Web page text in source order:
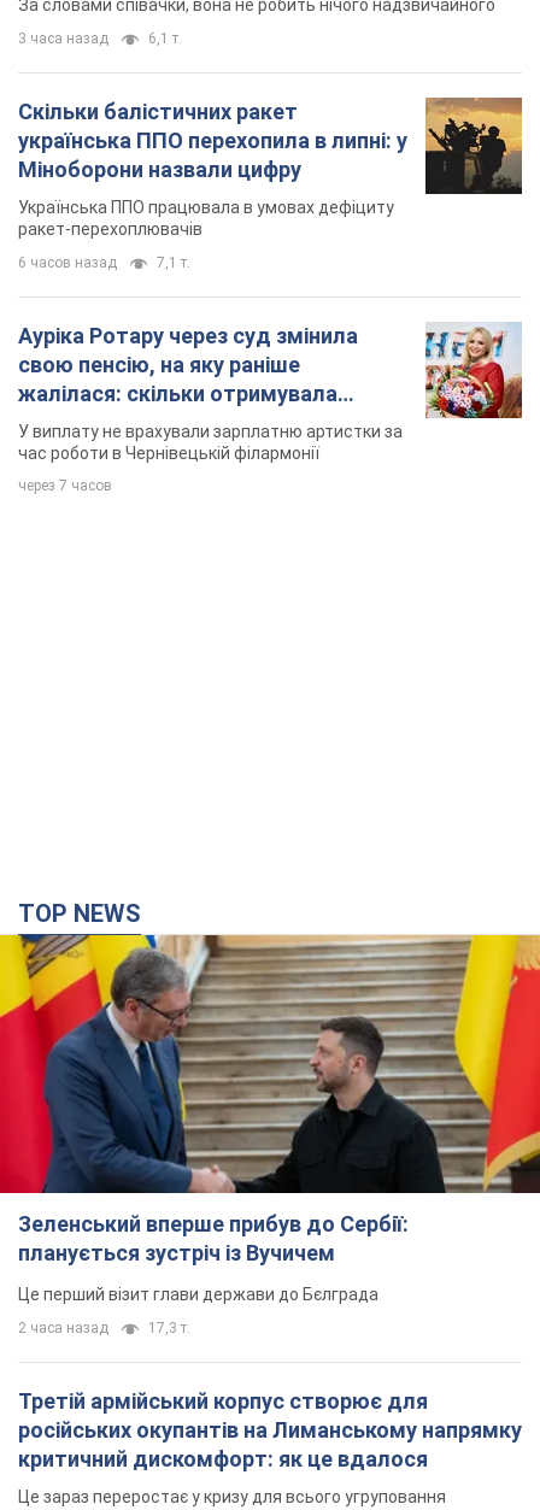
свою пенсію, на яку раніше
жалілася: скільки отримувала
співачка
У виплату не врахували зарплатню артистки за
час роботи в Чернівецькій філармонії
через 7 часов
Зеленський вперше прибув до Сербії:
планується зустріч із Вучичем
Це перший візит глави держави до Бєлграда
2 часа назад 17,3 т.
Третій армійський корпус створює для
російських окупантів на Лиманському напрямку
критичний дискомфорт: як це вдалося
Це зараз переростає у кризу для всього угруповання
4 часа назад 50,4 т.
В окупованій Ялті прогриміли потужні вибухи:
валить чорний дим. Фото і відео
Місто, ймовірно, опинилося під атакою дронів
8 часов назад